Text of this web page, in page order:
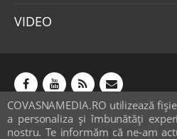
VIDEO
COVASNAMEDIA.RO utilizează
a personaliza și îmbunătăți
nostru. Te informăm că ne-am
Abonamente Publicitate
Contact
Sondaje POLITICA